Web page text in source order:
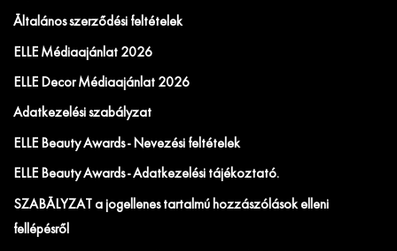
Általános szerződési feltételek
ELLE Médiaajánlat 2026
ELLE Decor Médiaajánlat 2026
Adatkezelési szabályzat
ELLE Beauty Awards - Nevezési feltételek
ELLE Beauty Awards - Adatkezelési tájékoztató.
SZABÁLYZAT a jogellenes tartalmú hozzászólások elleni
fellépésről